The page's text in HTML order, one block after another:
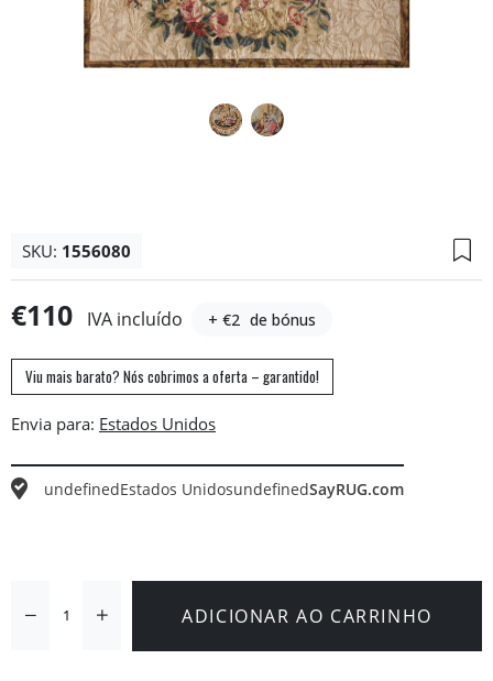
SKU: 1556080
€110 IVA incluído + €2 de bónus
Viu mais barato? Nós cobrimos a oferta – garantido!
Envia para:
undefinedEstados UnidosundefinedSayRUG.com
ADICIONAR AO CARRINHO